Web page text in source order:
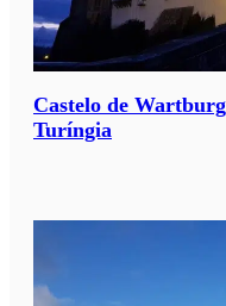
Castelo de
Turíngia